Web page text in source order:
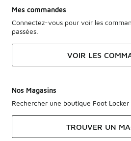
Mes commandes
Connectez-vous pour voir les
passées.
VOIR LES
Nos Magasins
Rechercher une boutique Foot
TROUVER UN